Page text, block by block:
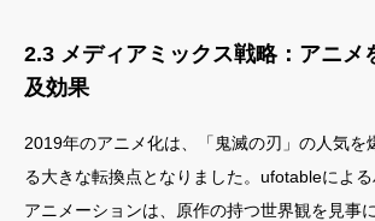
2.3 メディアミックス戦略：アニメ
及効果
2019年のアニメ化は、「鬼滅の刃」の人気を
る大きな転換点となりました。ufotableによ
アニメーションは、原作の持つ世界観を見事